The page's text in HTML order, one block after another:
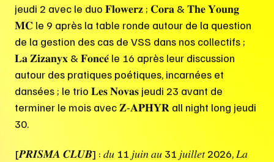
jeudi 2 avec le duo 𝐅𝐥𝐨𝐰𝐞𝐫𝐳 ; 𝐂𝐨𝐫𝐚 & 𝐓𝐡𝐞 𝐘𝐨𝐮𝐧𝐠
𝐌𝐂 le 9 après la table ronde autour de la question
de la gestion des cas de VSS dans nos collectifs ;
𝐋𝐚 𝐙𝐢𝐳𝐚𝐧𝐲𝐱 & 𝐅𝐨𝐧𝐜𝐞́ le 16 après leur discussion
autour des pratiques poétiques, incarnées et
dansées ; le trio 𝐋𝐞𝐬 𝐍𝐨𝐯𝐚𝐬 jeudi 23 avant de
terminer le mois avec 𝐙-𝐀𝐏𝐇𝐘𝐑 all night long jeudi
30.
[𝑷𝑹𝑰𝑺𝑴𝑨 𝑪𝑳𝑼𝑩] : 𝑑𝑢 11 𝑗𝑢𝑖𝑛 𝑎𝑢 31 𝑗𝑢𝑖𝑙𝑙𝑒𝑡 2026, 𝐿𝑎